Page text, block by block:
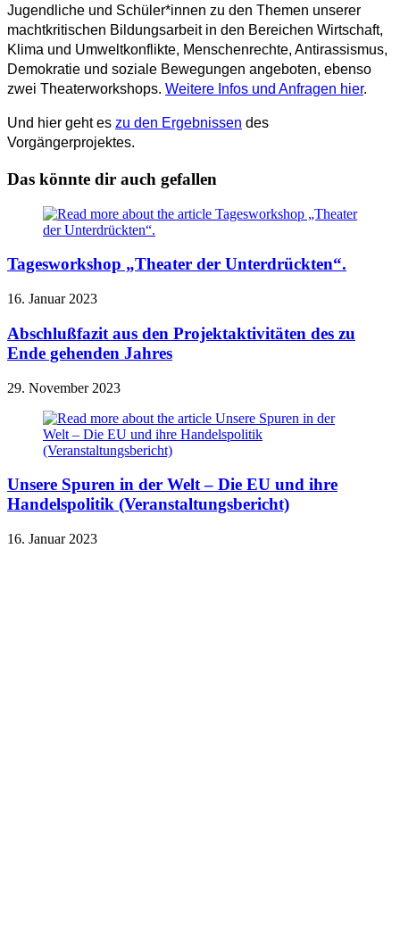
Jugendliche und Schüler*innen zu den Themen unserer
machtkritischen Bildungsarbeit in den Bereichen Wirtschaft,
Klima und Umweltkonflikte, Menschenrechte, Antirassismus,
Demokratie und soziale Bewegungen angeboten, ebenso
zwei Theaterworkshops. Weitere Infos und Anfragen hier.
Und hier geht es zu den Ergebnissen des
Vorgängerprojektes.
Das könnte dir auch gefallen
Tagesworkshop „Theater der Unterdrückten“.
16. Januar 2023
Abschlußfazit aus den Projektaktivitäten des zu
Ende gehenden Jahres
29. November 2023
Unsere Spuren in der Welt – Die EU und ihre
Handelspolitik (Veranstaltungsbericht)
16. Januar 2023